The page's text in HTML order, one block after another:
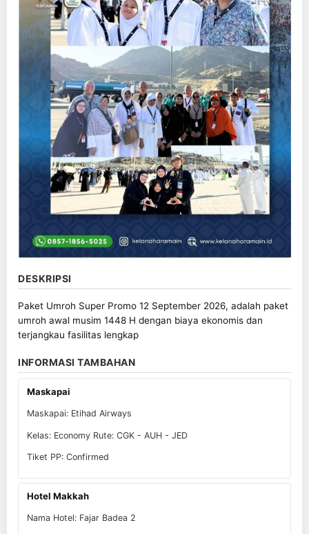
DESKRIPSI
Paket Umroh Super Promo 12 September 2026, adalah paket
umroh awal musim 1448 H dengan biaya ekonomis dan
terjangkau fasilitas lengkap
INFORMASI TAMBAHAN
Maskapai
Maskapai: Etihad Airways
Kelas: Economy Rute: CGK - AUH - JED
Tiket PP: Confirmed
Hotel Makkah
Nama Hotel: Fajar Badea 2